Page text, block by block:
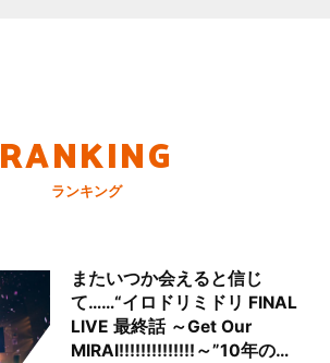
RANKING
ランキング
またいつか会えると信じ
て……“イロドリミドリ FINAL
LIVE 最終話 ～Get Our
MIRAI!!!!!!!!!!!!!!～”10年の活